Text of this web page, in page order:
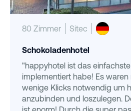
80 Zimmer Sitec
Schokoladenhotel
"happyhotel ist das
implementiert habe! Es waren
wenige Klicks notwendig um
anzubinden und loszulegen.